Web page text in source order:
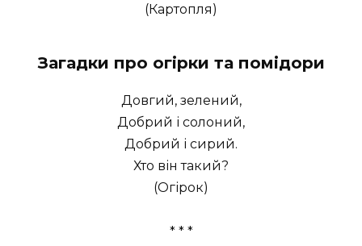
(Картопля)
Загадки про огірки та помідори
Довгий, зелений,
Добрий і солоний,
Добрий і сирий.
Хто він такий?
(Огірок)
* * *